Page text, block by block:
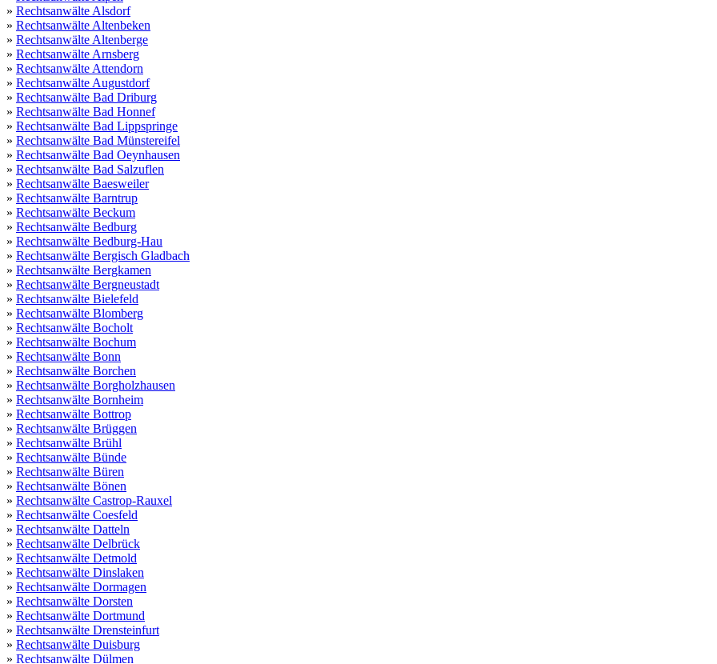
» Rechtsanwälte Alsdorf
» Rechtsanwälte Altenbeken
» Rechtsanwälte Altenberge
» Rechtsanwälte Arnsberg
» Rechtsanwälte Attendorn
» Rechtsanwälte Augustdorf
» Rechtsanwälte Bad Driburg
» Rechtsanwälte Bad Honnef
» Rechtsanwälte Bad Lippspringe
» Rechtsanwälte Bad Münstereifel
» Rechtsanwälte Bad Oeynhausen
» Rechtsanwälte Bad Salzuflen
» Rechtsanwälte Baesweiler
» Rechtsanwälte Barntrup
» Rechtsanwälte Beckum
» Rechtsanwälte Bedburg
» Rechtsanwälte Bedburg-Hau
» Rechtsanwälte Bergisch Gladbach
» Rechtsanwälte Bergkamen
» Rechtsanwälte Bergneustadt
» Rechtsanwälte Bielefeld
» Rechtsanwälte Blomberg
» Rechtsanwälte Bocholt
» Rechtsanwälte Bochum
» Rechtsanwälte Bonn
» Rechtsanwälte Borchen
» Rechtsanwälte Borgholzhausen
» Rechtsanwälte Bornheim
» Rechtsanwälte Bottrop
» Rechtsanwälte Brüggen
» Rechtsanwälte Brühl
» Rechtsanwälte Bünde
» Rechtsanwälte Büren
» Rechtsanwälte Bönen
» Rechtsanwälte Castrop-Rauxel
» Rechtsanwälte Coesfeld
» Rechtsanwälte Datteln
» Rechtsanwälte Delbrück
» Rechtsanwälte Detmold
» Rechtsanwälte Dinslaken
» Rechtsanwälte Dormagen
» Rechtsanwälte Dorsten
» Rechtsanwälte Dortmund
» Rechtsanwälte Drensteinfurt
» Rechtsanwälte Duisburg
» Rechtsanwälte Dülmen